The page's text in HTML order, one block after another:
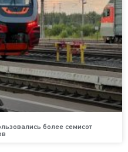
более семисот